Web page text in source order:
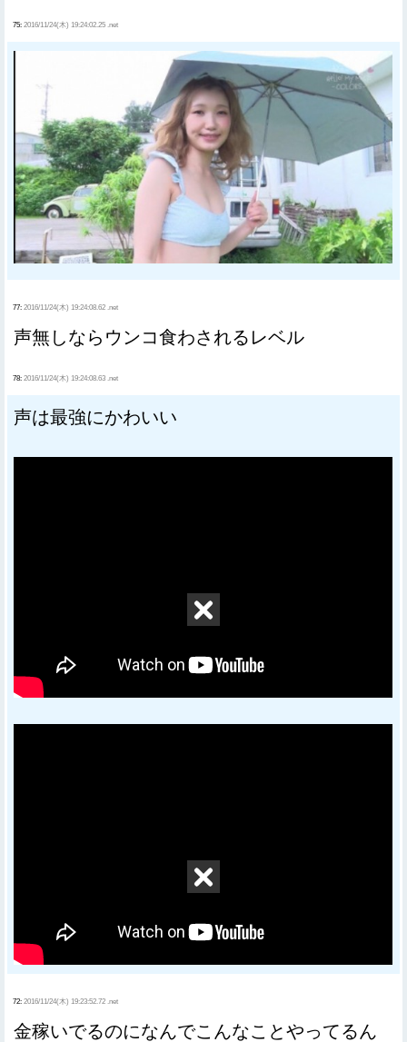
75: 2016/11/24(木) 19:24:02.25 .net
77: 2016/11/24(木) 19:24:08.62 .net
声無しならウンコ食わされるレベル
78: 2016/11/24(木) 19:24:08.63 .net
声は最強にかわいい
72: 2016/11/24(木) 19:23:52.72 .net
金稼いでるのになんでこんなことやってるん